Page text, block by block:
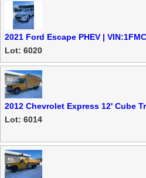
2021 Ford Escape PHEV |
Lot: 6020
2012 Chevrolet Express 12' Cube
1GB3G3CGXC1136772 | FP
Lot: 6014